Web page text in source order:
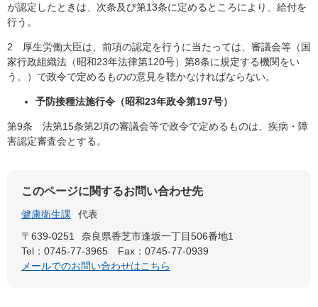
が認定したときは、次条及び第13条に定めるところにより、給付を
行う。
2 厚生労働大臣は、前項の認定を行うに当たっては、審議会等（国
家行政組織法（昭和23年法律第120号）第8条に規定する機関をい
う。）で政令で定めるものの意見を聴かなければならない。
予防接種法施行令（昭和23年政令第197号）
第9条 法第15条第2項の審議会等で政令で定めるものは、疾病・障
害認定審査会とする。
このページに関するお問い合わせ先
健康衛生課
代表
〒639-0251
奈良県香芝市逢坂一丁目506番地1
Tel：0745-77-3965
Fax：0745-77-0939
メールでのお問い合わせはこちら